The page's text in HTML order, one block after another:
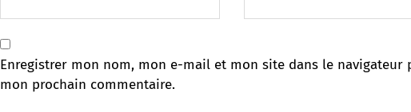
Enregistrer mon nom, mon e-mail et mon site dans le navigateur
mon prochain commentaire.